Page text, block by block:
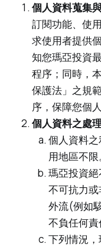
個人資料蒐集
訂閱功能、使
求使用者提供
知您瑪亞投資
程序；同時，
保護法」之規
序，保障您個
個人資料之處
個人資料
用地區不限
瑪亞投資
不可抗力
外流(例如
不負任何責
下列情況